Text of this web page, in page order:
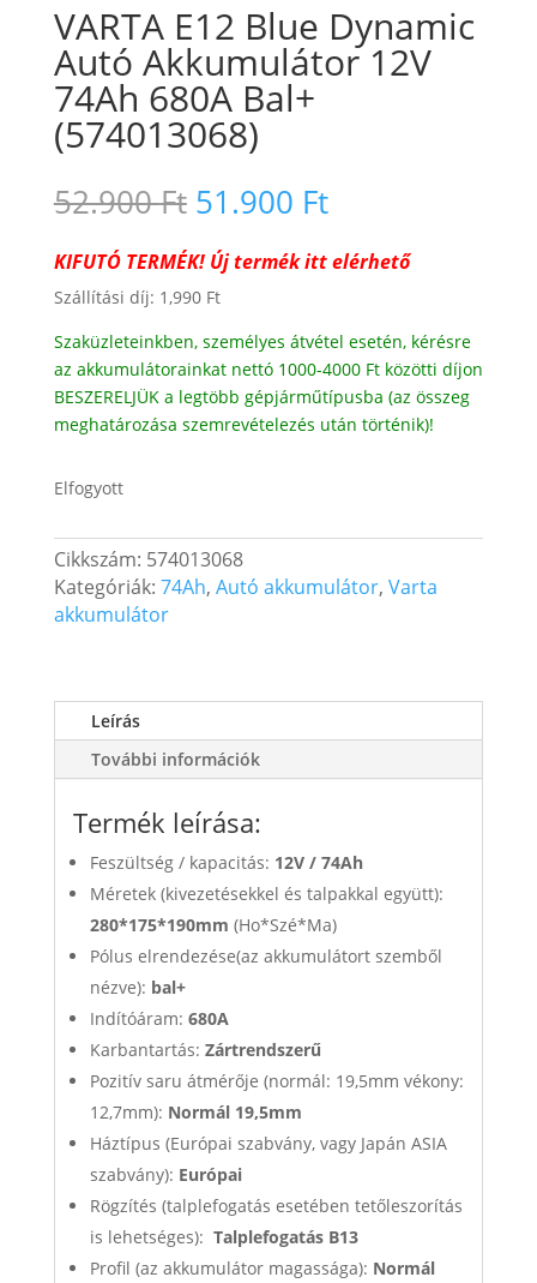
VARTA E12 Blue Dynamic
Autó Akkumulátor 12V
74Ah 680A Bal+
(574013068)
52.900Ft Original
price
was:
52.900 Ft.
51.900 FtCurrent
price
is:
51.900 Ft.
KIFUTÓ TERMÉK! Új termék itt elérhető
Szállítási díj: 1,990 Ft
Szaküzleteinkben, személyes átvétel esetén, kérésre
az akkumulátorainkat nettó 1000-4000 Ft közötti díjon
BESZERELJÜK a legtöbb gépjárműtípusba (az összeg
meghatározása szemrevételezés után történik)!
Elfogyott
Cikkszám: 574013068
Kategóriák: 74Ah, Autó akkumulátor, Varta
akkumulátor
Leírás
További információk
Termék leírása:
Feszültség / kapacitás: 12V / 74Ah
Méretek (kivezetésekkel és talpakkal együtt):
280*175*190mm (Ho*Szé*Ma)
Pólus elrendezése(az akkumulátort szemből
nézve): bal+
Indítóáram: 680A
Karbantartás: Zártrendszerű
Pozitív saru átmérője (normál: 19,5mm vékony:
12,7mm): Normál 19,5mm
Háztípus (Európai szabvány, vagy Japán ASIA
szabvány): Európai
Rögzítés (talplefogatás esetében tetőleszorítás
is lehetséges): Talplefogatás B13
Profil (az akkumulátor magassága): Normál